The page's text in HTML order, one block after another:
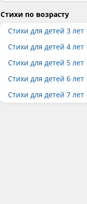
Стихи по возрасту
Стихи для детей 3 лет
Стихи для детей 4 лет
Стихи для детей 5 лет
Стихи для детей 6 лет
Стихи для детей 7 лет